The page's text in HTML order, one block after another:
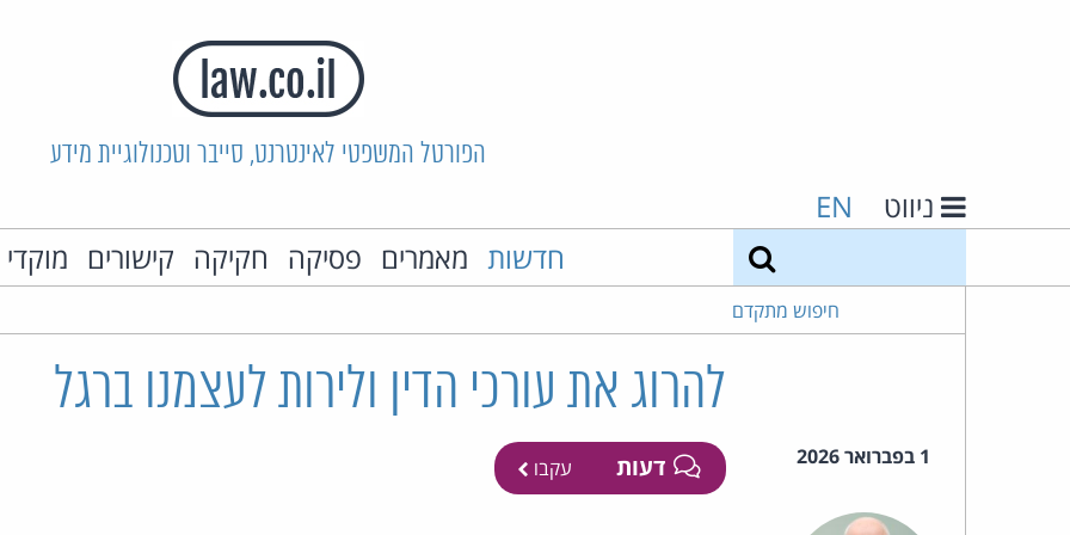
הפורטל המשפטי לאינטרנט, סייבר וטכנולוגיית מידע
ניווט EN
חדשות מאמרים פסיקה חקיקה קישורים
חיפוש מתקדם
להרוג את עורכי הדין ולירות לעצמנו ברגל
1 בפברואר 2026 דעות עקבו